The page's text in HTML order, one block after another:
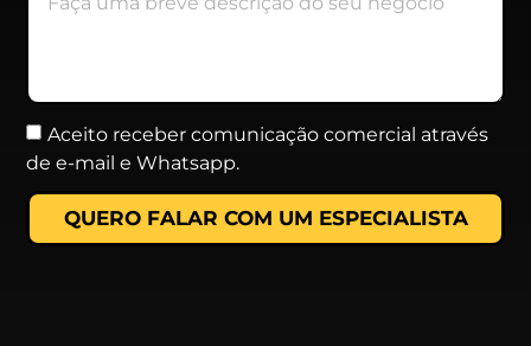
Aceito receber comunicação comercial através
de e-mail e Whatsapp.
QUERO FALAR COM UM ESPECIALISTA